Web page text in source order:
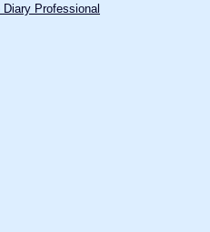
Diary Professional